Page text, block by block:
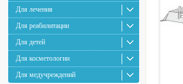
Для лечения
Для реабилитации
Для детей
Для косметологии
Для медучреждений